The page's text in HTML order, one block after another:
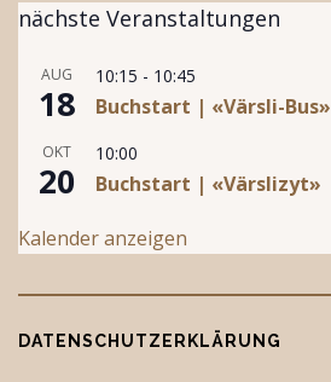
nächste Veranstaltungen
AUG
18
10:15 - 10:45
Buchstart | «Värsli-Bus»
OKT
20
10:00
Buchstart | «Värslizyt»
Kalender anzeigen
DATENSCHUTZERKLÄRUNG